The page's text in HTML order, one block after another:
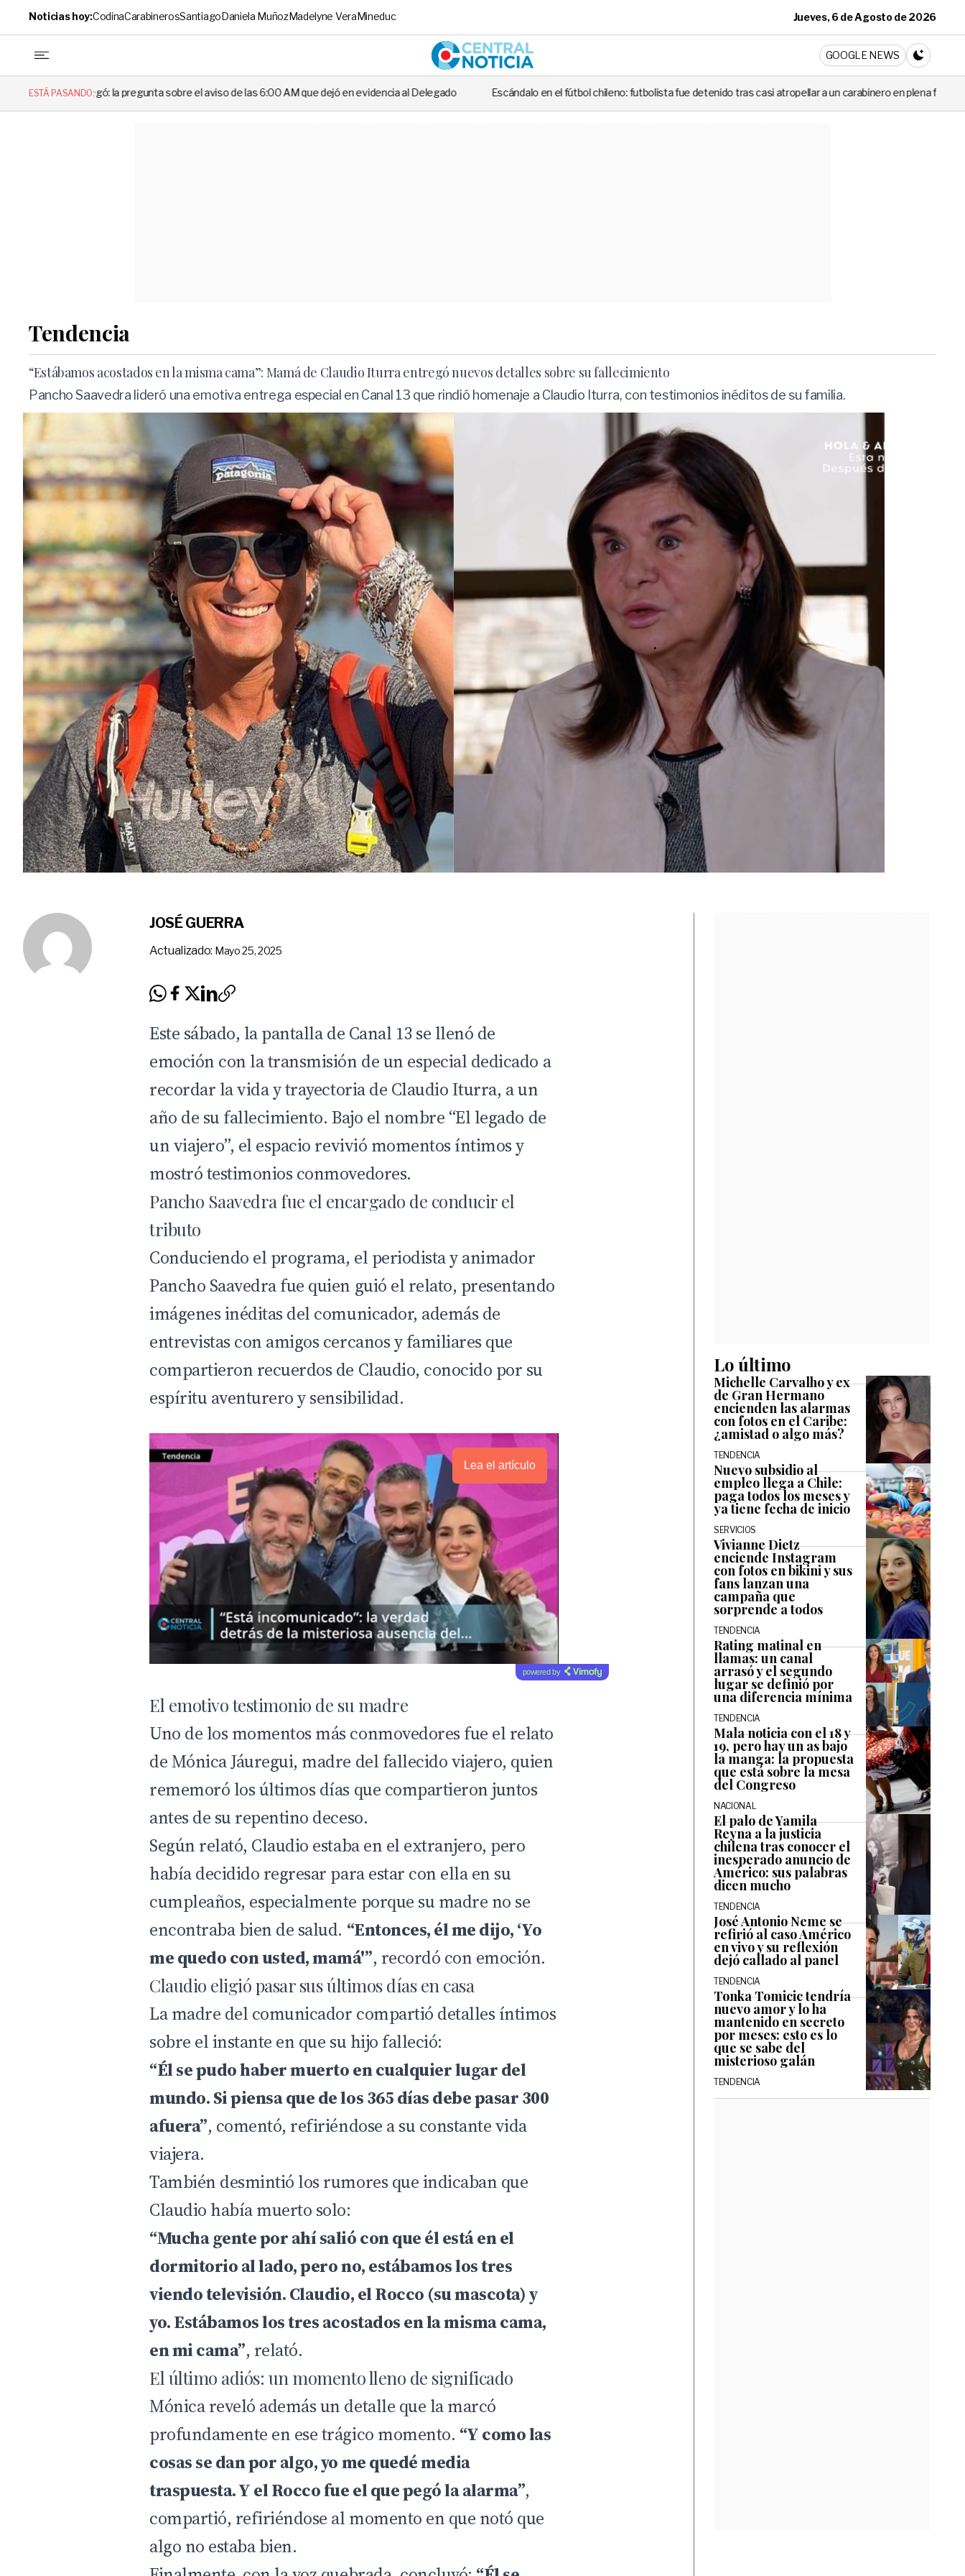
Noticias hoy:CodinaCarabinerosSantiagoDaniela MuñozMadelyne VeraMineduc Jueves, 6 de Agosto de 2026
Central Noticia
GOOGLE NEWS
CAMBIA A
ESTÁ PASANDO:
la pregunta sobre el aviso de las 6:00 AM que dejó en evidencia al Delegado Escándalo en el fútbol chileno: futbolista fue detenido tras casi atropellar a un carabinero en plena fiscalización Cortes de
Tendencia
“Estábamos acostados en la misma cama”: Mamá de Claudio Iturra entregó nuevos detalles sobre su fallecimiento
Pancho Saavedra lideró una emotiva entrega especial en Canal 13 que rindió homenaje a Claudio Iturra, con testimonios inéditos de su familia.
JOSÉ GUERRA
Actualizado: Mayo 25, 2025
Este sábado, la pantalla de Canal 13se llenó de
emoción con la transmisión de un especial dedicado a
recordar la vida y trayectoria de Claudio Iturra, a un
año de su fallecimiento. Bajo el nombre “El legado de
un viajero”, el espacio revivió momentos íntimos y
mostró testimonios conmovedores.
Pancho Saavedra fue el encargado de conducir el
tributo
Conduciendo el programa, el periodista y animador
Pancho Saavedrafue quien guió el relato, presentando
imágenes inéditas del comunicador, además de
entrevistas con amigos cercanos y familiares que
compartieron recuerdos de Claudio, conocido por su
espíritu aventurero y sensibilidad.
Lea el artículo
powered by
El emotivo testimonio de su madre
Uno de los momentos más conmovedores fue el relato
de Mónica Jáuregui, madre del fallecido viajero, quien
rememoró los últimos días que compartieron juntos
antes de su repentino deceso.
Según relató, Claudio estaba en el extranjero, pero
había decidido regresar para estar con ella en su
cumpleaños, especialmente porque su madre no se
encontraba bien de salud. “Entonces, él me dijo, ‘Yo
me quedo con usted, mamá'”, recordó con emoción.
Claudio eligió pasar sus últimos días en casa
La madre del comunicador compartió detalles íntimos
sobre el instante en que su hijo falleció:
“Él se pudo haber muerto en cualquier lugar del
mundo. Si piensa que de los 365 días debe pasar 300
afuera”, comentó, refiriéndose a su constante vida
viajera.
También desmintió los rumores que indicaban que
Claudio había muerto solo:
“Mucha gente por ahí salió con que él está en el
dormitorio al lado, pero no, estábamos los tres
viendo televisión. Claudio, el Rocco (su mascota) y
yo. Estábamos los tres acostados en la misma cama,
en mi cama”, relató.
El último adiós: un momento lleno de significado
Mónica reveló además un detalle que la marcó
profundamente en ese trágico momento. “Y como las
cosas se dan por algo, yo me quedé media
traspuesta. Y el Rocco fue el que pegó la alarma”,
compartió, refiriéndose al momento en que notó que
algo no estaba bien.
Lo último
Michelle Carvalho y ex
de Gran Hermano
encienden las alarmas
con fotos en el Caribe:
¿amistad o algo más?
TENDENCIA
Nuevo subsidio al
empleo llega a Chile:
paga todos los meses y
ya tiene fecha de inicio
SERVICIOS
Vivianne Dietz
enciende Instagram
con fotos en bikini y sus
fans lanzan una
campaña que
sorprende a todos
TENDENCIA
Rating matinal en
llamas: un canal
arrasó y el segundo
lugar se definió por
una diferencia mínima
TENDENCIA
Mala noticia con el 18 y
19, pero hay un as bajo
la manga: la propuesta
que está sobre la mesa
del Congreso
NACIONAL
El palo de Yamila
Reyna a la justicia
chilena tras conocer el
inesperado anuncio de
Américo: sus palabras
dicen mucho
TENDENCIA
José Antonio Neme se
refirió al caso Américo
en vivo y su reflexión
dejó callado al panel
TENDENCIA
Tonka Tomicic tendría
nuevo amor y lo ha
mantenido en secreto
por meses: esto es lo
que se sabe del
misterioso galán
TENDENCIA